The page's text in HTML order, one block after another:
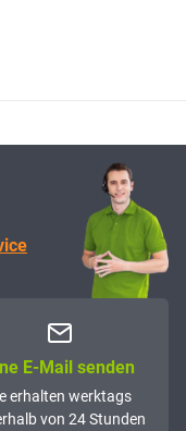
E-Mail senden
erhalten werktags
von 24 Stunden